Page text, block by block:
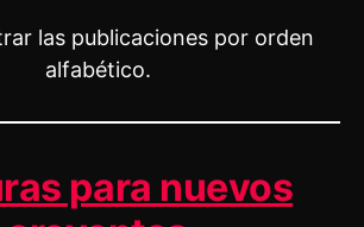
las publicaciones por orden
alfabético.
para nuevos